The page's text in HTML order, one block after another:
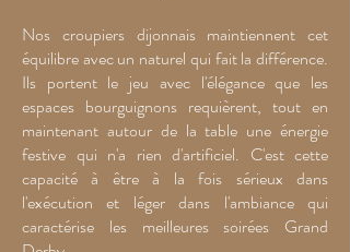
Nos croupiers dijonnais maintiennent cet
équilibre avec un naturel qui fait la différence.
Ils portent le jeu avec l'élégance que les
espaces bourguignons requièrent, tout en
maintenant autour de la table une énergie
festive qui n'a rien d'artificiel. C'est cette
capacité à être à la fois sérieux dans
l'exécution et léger dans l'ambiance qui
caractérise les meilleures soirées Grand